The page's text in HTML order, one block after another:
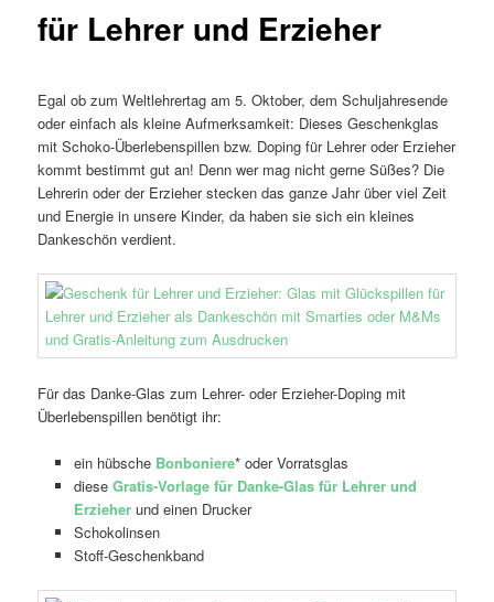
für Lehrer und Erzieher
Egal ob zum Weltlehrertag am 5. Oktober, dem Schuljahresende
oder einfach als kleine Aufmerksamkeit: Dieses Geschenkglas
mit Schoko-Überlebenspillen bzw. Doping für Lehrer oder Erzieher
kommt bestimmt gut an! Denn wer mag nicht gerne Süßes? Die
Lehrerin oder der Erzieher stecken das ganze Jahr über viel Zeit
und Energie in unsere Kinder, da haben sie sich ein kleines
Dankeschön verdient.
Für das Danke-Glas zum Lehrer- oder Erzieher-Doping mit
Überlebenspillen benötigt ihr:
ein hübscheBonboniere* oder Vorratsglas
diese Gratis-Vorlage für Danke-Glas für Lehrer und
Erzieherund einen Drucker
Schokolinsen
Stoff-Geschenkband